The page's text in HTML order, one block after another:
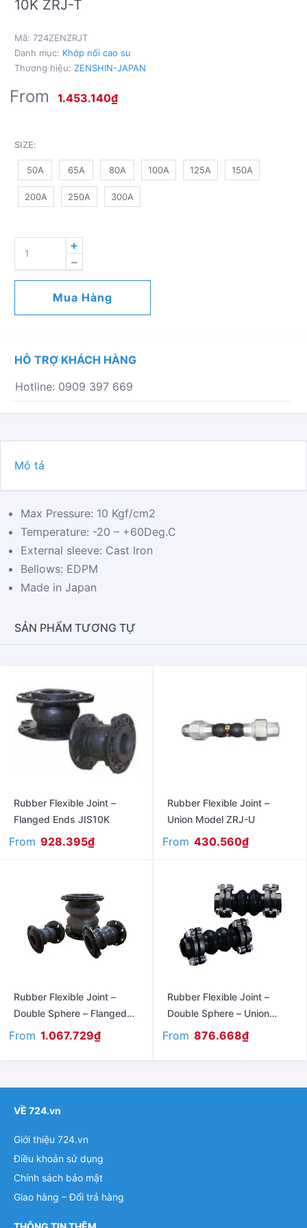
10K ZRJ-T
From 1.453.140₫
SIZE:
50A 65A 80A 100A 125A 150A
200A 250A 300A
FLEXIBLE
FLANGED
ZRJ-
Mua Hàng
Mã: 724ZENZRJT
Danh mục: Khớp nối cao su
Thương hiệu: ZENSHIN-JAPAN
HỖ TRỢ KHÁCH HÀNG
Hotline: 0909 397 669
Mô tả
Max Pressure: 10 Kgf/cm2
Temperature: -20 – +60Deg.C
External sleeve: Cast Iron
Bellows: EDPM
Made in Japan
SẢN PHẨM TƯƠNG TỰ
Rubber Flexible Joint –
Flanged Ends JIS10K
From 928.395₫
Rubber Flexible Joint –
Union Model ZRJ-U
From 430.560₫
Rubber Flexible Joint –
Double Sphere – Flanged
Type JIS 10K
From 1.067.729₫
Rubber Flexible Joint –
Double Sphere – Union
Type
From 876.668₫
VỀ 724.vn
Giới thiệu 724.vn
Điều khoản sử dụng
Chính sách bảo mật
Giao hàng – Đổi trả hàng